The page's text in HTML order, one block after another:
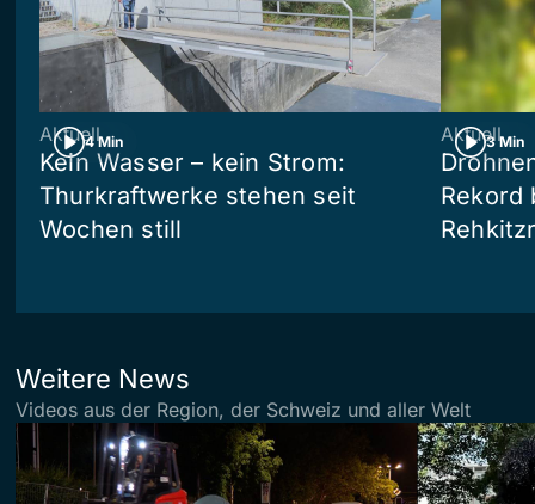
4 Min
Aktuell
Kein Wasser – kein Strom:
Thurkraftwerke stehen seit
Wochen still
3 Min
Aktuell
Rekord
Weitere News
Videos aus der Region, der Schweiz und aller Welt